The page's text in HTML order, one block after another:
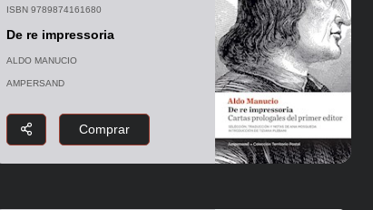
ISBN 9789874161680
De re impressoria
ALDO MANUCIO
AMPERSAND
Comprar